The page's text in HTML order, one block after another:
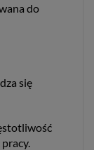
do
się